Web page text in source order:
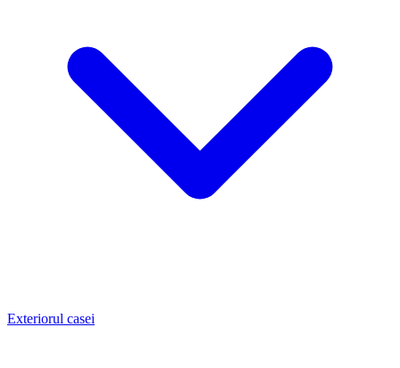
Exteriorul casei